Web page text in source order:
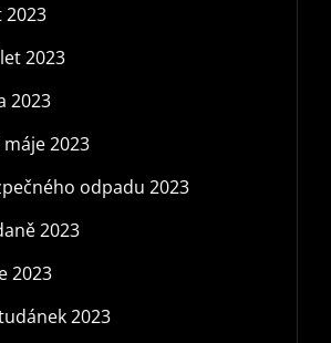
2023
2023
2023
2023
odpadu 2023
2023
2023
2023